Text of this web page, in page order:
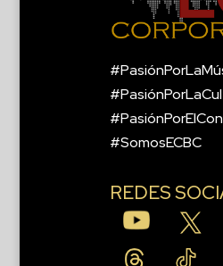
#SomosECBC
REDES